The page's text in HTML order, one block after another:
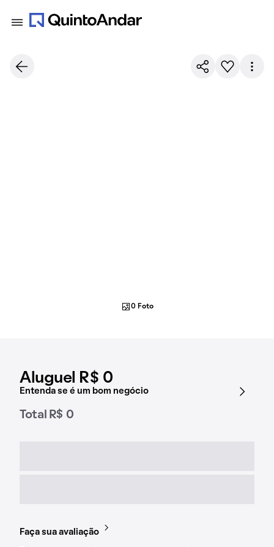
Aluguel R$ 0
Entenda se é um bom negócio
Total R$ 0
Faça sua avaliação
0 Foto